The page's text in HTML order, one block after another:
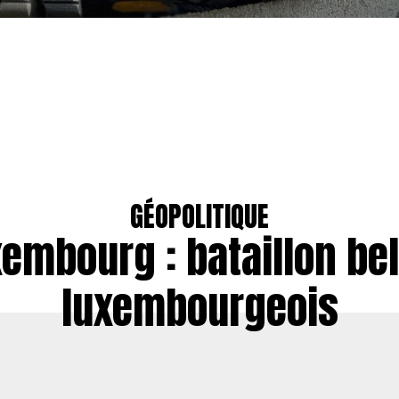
GÉOPOLITIQUE
: bataillon
luxembourgeois